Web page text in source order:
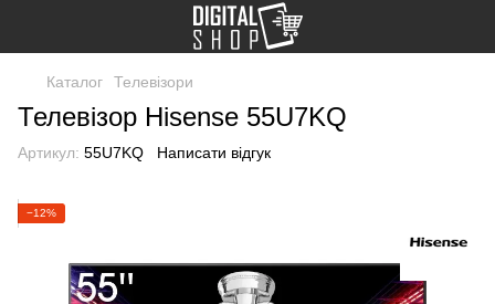
Каталог Телевізори
Телевізор Hisense 55U7KQ
Артикул: 55U7KQ Написати відгук
−12%